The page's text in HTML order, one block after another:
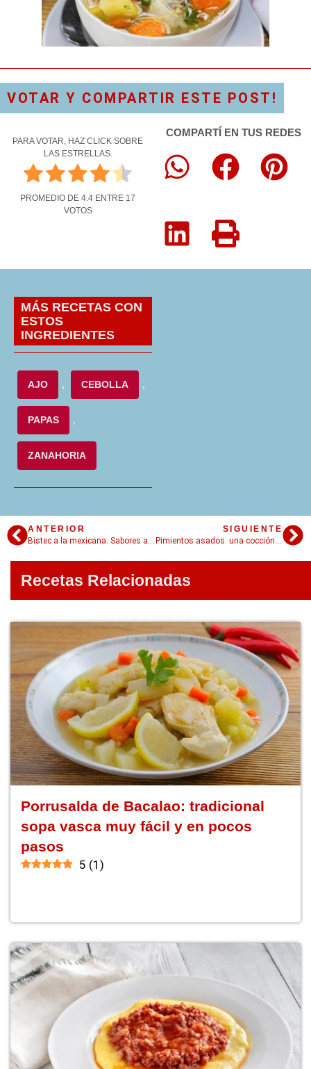
VOTAR Y COMPARTIR ESTE POST!
PARA VOTAR, HAZ CLICK SOBRE
LAS ESTRELLAS.
PROMEDIO DE 4.4 ENTRE 17
VOTOS
COMPARTÍ EN TUS REDES
MÁS RECETAS CON
ESTOS
INGREDIENTES
AJO , CEBOLLA ,
PAPAS ,
ZANAHORIA
ANTERIOR
Bistec a la mexicana: Sabores auténticos y tradicionales de México
SIGUIENTE
Pimientos asados: una cocción y mil usos
Recetas Relacionadas
Porrusalda de Bacalao: tradicional
sopa vasca muy fácil y en pocos
pasos
5 (1 )